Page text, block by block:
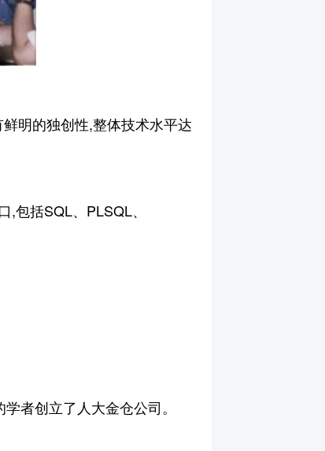
明的独创性,整体技术水平达
包括SQL、PLSQL、
者创立了人大金仓公司。